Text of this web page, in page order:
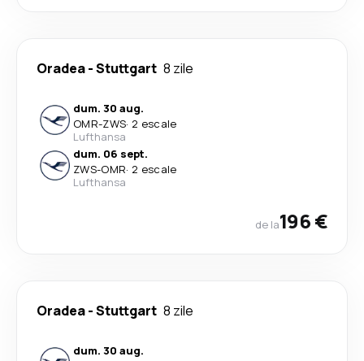
Oradea-Stuttgart 8 zile
dum. 30 aug.
OMR-ZWS· 2 escale
Lufthansa
dum. 06 sept.
ZWS-OMR· 2 escale
Lufthansa
de la196 €
Oradea-Stuttgart 8 zile
dum. 30 aug.